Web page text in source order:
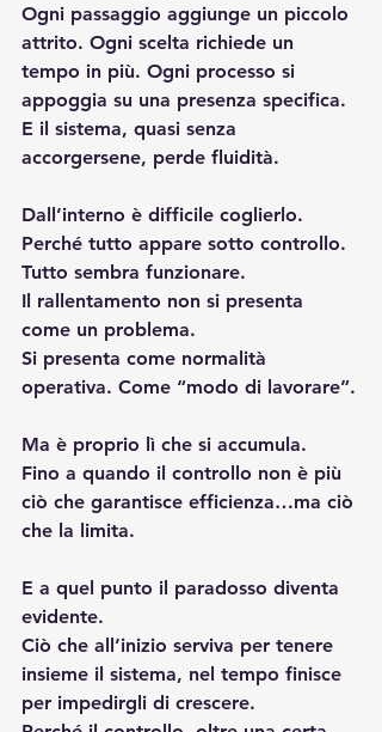
Ogni passaggio aggiunge un piccolo
attrito. Ogni scelta richiede un
tempo in più. Ogni processo si
appoggia su una presenza specifica.
E il sistema, quasi senza
accorgersene, perde fluidità.
Dall’interno è difficile coglierlo.
Perché tutto appare sotto controllo.
Tutto sembra funzionare.
Il rallentamento non si presenta
come un problema.
Si presenta come normalità
operativa. Come “modo di lavorare”.
Ma è proprio lì che si accumula.
Fino a quando il controllo non è più
ciò che garantisce efficienza…ma ciò
che la limita.
E a quel punto il paradosso diventa
evidente.
Ciò che all’inizio serviva per tenere
insieme il sistema, nel tempo finisce
per impedirgli di crescere.